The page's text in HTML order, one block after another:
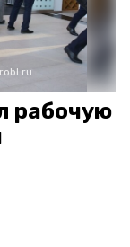
рабочую